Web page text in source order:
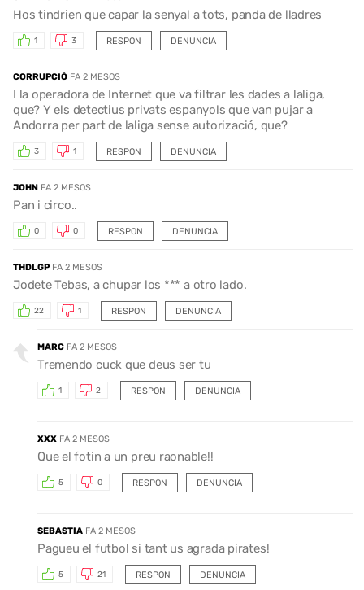
Hos tindrien que capar la senyal a tots, panda de lladres
RESPON
1 3 DENUNCIA
CORRUPCIÓ FA 2 MESOS
I la operadora de Internet que va filtrar les dades a laliga,
que? Y els detectius privats espanyols que van pujar a
Andorra per part de laliga sense autorizació, que?
RESPON
3 1 DENUNCIA
JOHN FA 2 MESOS
Pan i circo..
RESPON
0 0 DENUNCIA
THDLGP FA 2 MESOS
Jodete Tebas, a chupar los *** a otro lado.
RESPON
22 1 DENUNCIA
MARC FA 2 MESOS
Tremendo cuck que deus ser tu
RESPON
1 2 DENUNCIA
XXX FA 2 MESOS
Que el fotin a un preu raonable!!
RESPON
5 0 DENUNCIA
SEBASTIA FA 2 MESOS
Pagueu el futbol si tant us agrada pirates!
RESPON
5 21 DENUNCIA